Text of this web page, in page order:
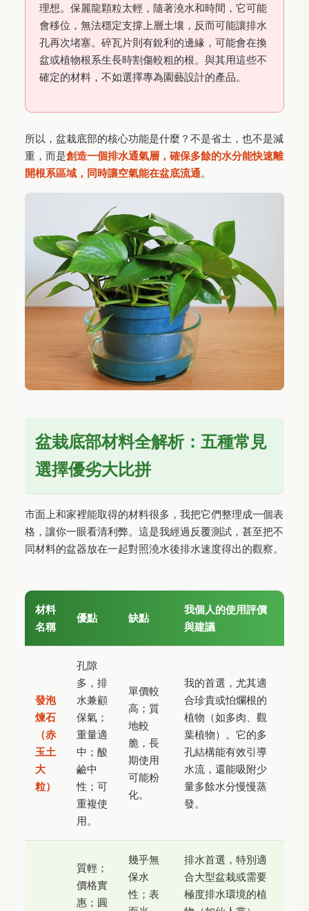
理想。保麗龍顆粒太輕，隨著澆水和時間，它可能
會移位，無法穩定支撐上層土壤，反而可能讓排水
孔再次堵塞。碎瓦片則有銳利的邊緣，可能會在換
盆或植物根系生長時割傷較粗的根。與其用這些不
確定的材料，不如選擇專為園藝設計的產品。
所以，盆栽底部的核心功能是什麼？不是省土，也不是減
重，而是創造一個排水通氣層，確保多餘的水分能快速離
開根系區域，同時讓空氣能在盆底流通。
盆栽底部材料全解析：五種常見
選擇優劣大比拼
市面上和家裡能取得的材料很多，我把它們整理成一個表
格，讓你一眼看清利弊。這是我經過反覆測試，甚至把不
同材料的盆器放在一起對照澆水後排水速度得出的觀察。
材料
名稱
優點 缺點
我個人的使用評價
與建議
發泡
煉石
（赤
玉土
大
粒）
孔隙
多，排
水兼顧
保氣；
重量適
中；酸
鹼中
性；可
重複使
用。
單價較
高；質
地較
脆，長
期使用
可能粉
化。
我的首選，尤其適
合珍貴或怕爛根的
植物（如多肉、觀
葉植物）。它的多
孔結構能有效引導
水流，還能吸附少
量多餘水分慢慢蒸
發。
質輕；
價格實
惠；圓
幾乎無
保水
性；表
排水首選，特別適
合大型盆栽或需要
極度排水環境的植